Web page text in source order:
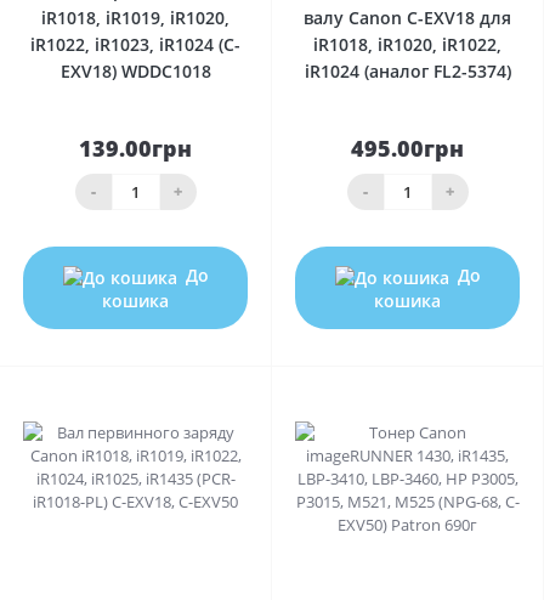
iR1018, iR1019, iR1020,
iR1022, iR1023, iR1024 (C-
EXV18) WDDC1018
139.00грн
- +
До
кошика
валу Canon C-EXV18 для
iR1018, iR1020, iR1022,
iR1024 (аналог FL2-5374)
495.00грн
- +
До
кошика